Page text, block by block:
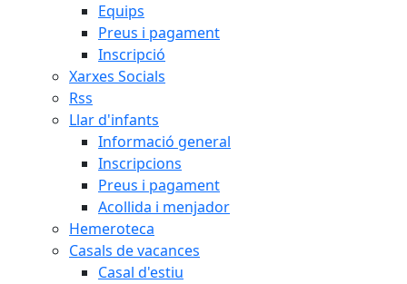
Equips
Preus i pagament
Inscripció
Xarxes Socials
Rss
Llar d'infants
Informació general
Inscripcions
Preus i pagament
Acollida i menjador
Hemeroteca
Casals de vacances
Casal d'estiu